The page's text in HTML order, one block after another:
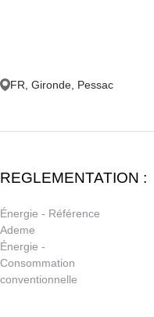
FR, Gironde, Pessac
REGLEMENTATION :
Énergie - Référence
Ademe
Énergie -
Consommation
conventionnelle